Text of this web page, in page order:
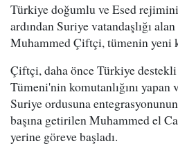
Türkiye doğumlu ve Esed
ardından Suriye vatandaşlığı
Muhammed Çiftçi, tümenin yeni
Çiftçi, daha önce Türkiye
Tümeni'nin komutanlığını yapan
Suriye ordusuna
başına getirilen Muhammed el
yerine göreve başladı.